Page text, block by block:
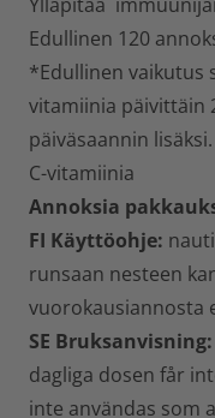
Edullinen 120
*Edullinen vaikutus
vitamiinia päivittäin
päiväsaannin
C-vitamiinia
Annoksia
FI Käyttöohje:
runsaan nesteen
vuorokausiannosta
SE Bruksanvisning:
dagliga dosen får
inte användas som